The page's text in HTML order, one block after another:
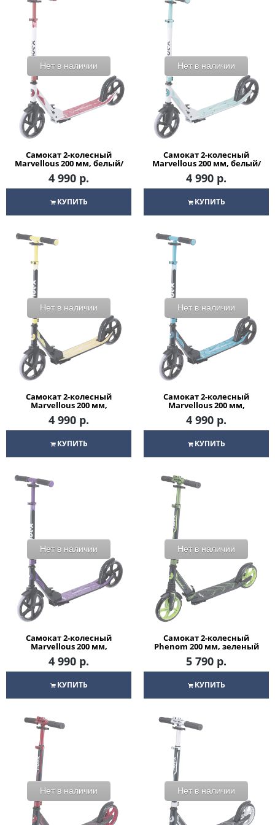
Нет в наличии
Самокат 2-колесный
Marvellous 200 мм, белый/
красный
4 990 р.
КУПИТЬ
Нет в наличии
Самокат 2-колесный
Marvellous 200 мм, белый/
мятный
4 990 р.
КУПИТЬ
Нет в наличии
Самокат 2-колесный
Marvellous 200 мм,
черный/желтый
4 990 р.
КУПИТЬ
Нет в наличии
Самокат 2-колесный
Marvellous 200 мм,
черный/синий
4 990 р.
КУПИТЬ
Нет в наличии
Самокат 2-колесный
Marvellous 200 мм,
черный/фиолетовый
4 990 р.
КУПИТЬ
Нет в наличии
Самокат 2-колесный
Phenom 200 мм, зеленый
5 790 р.
КУПИТЬ
Нет в наличии Нет в наличии